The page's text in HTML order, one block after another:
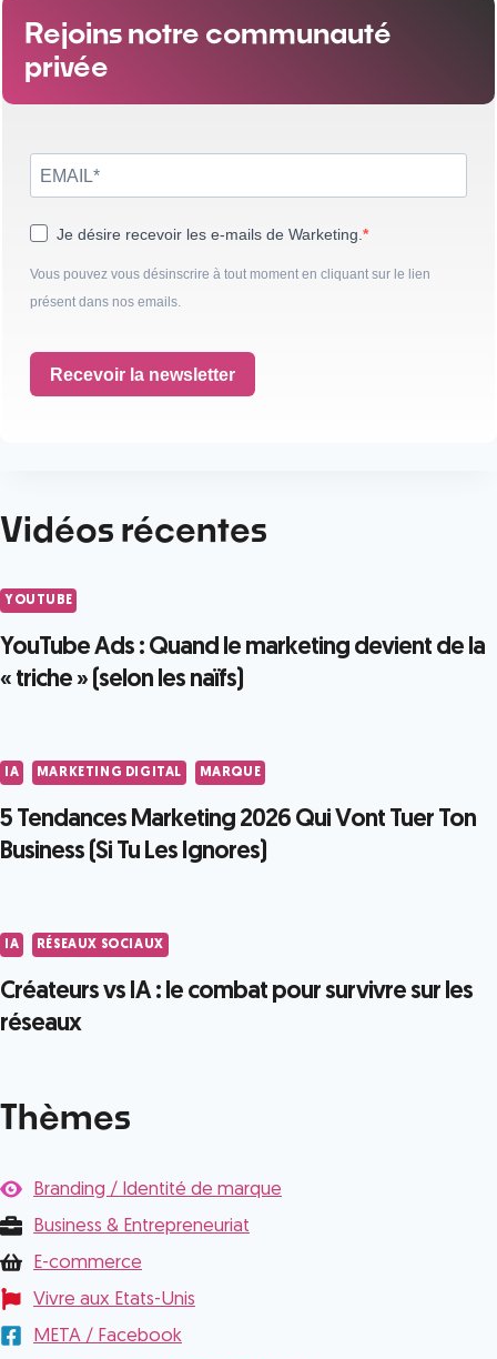
Rejoins notre communauté
privée
Je désire recevoir les e-mails de Warketing.
Vous pouvez vous désinscrire à tout moment en cliquant sur le lien
présent dans nos emails.
Recevoir la newsletter
Vidéos récentes
YOUTUBE
YouTube Ads : Quand le marketing devient de la
« triche » (selon les naïfs)
IA MARKETING DIGITAL MARQUE
5 Tendances Marketing 2026 Qui Vont Tuer Ton
Business (Si Tu Les Ignores)
IA RÉSEAUX SOCIAUX
Créateurs vs IA : le combat pour survivre sur les
réseaux
Thèmes
Branding / Identité de marque
Business & Entrepreneuriat
E-commerce
Vivre aux Etats-Unis
META / Facebook